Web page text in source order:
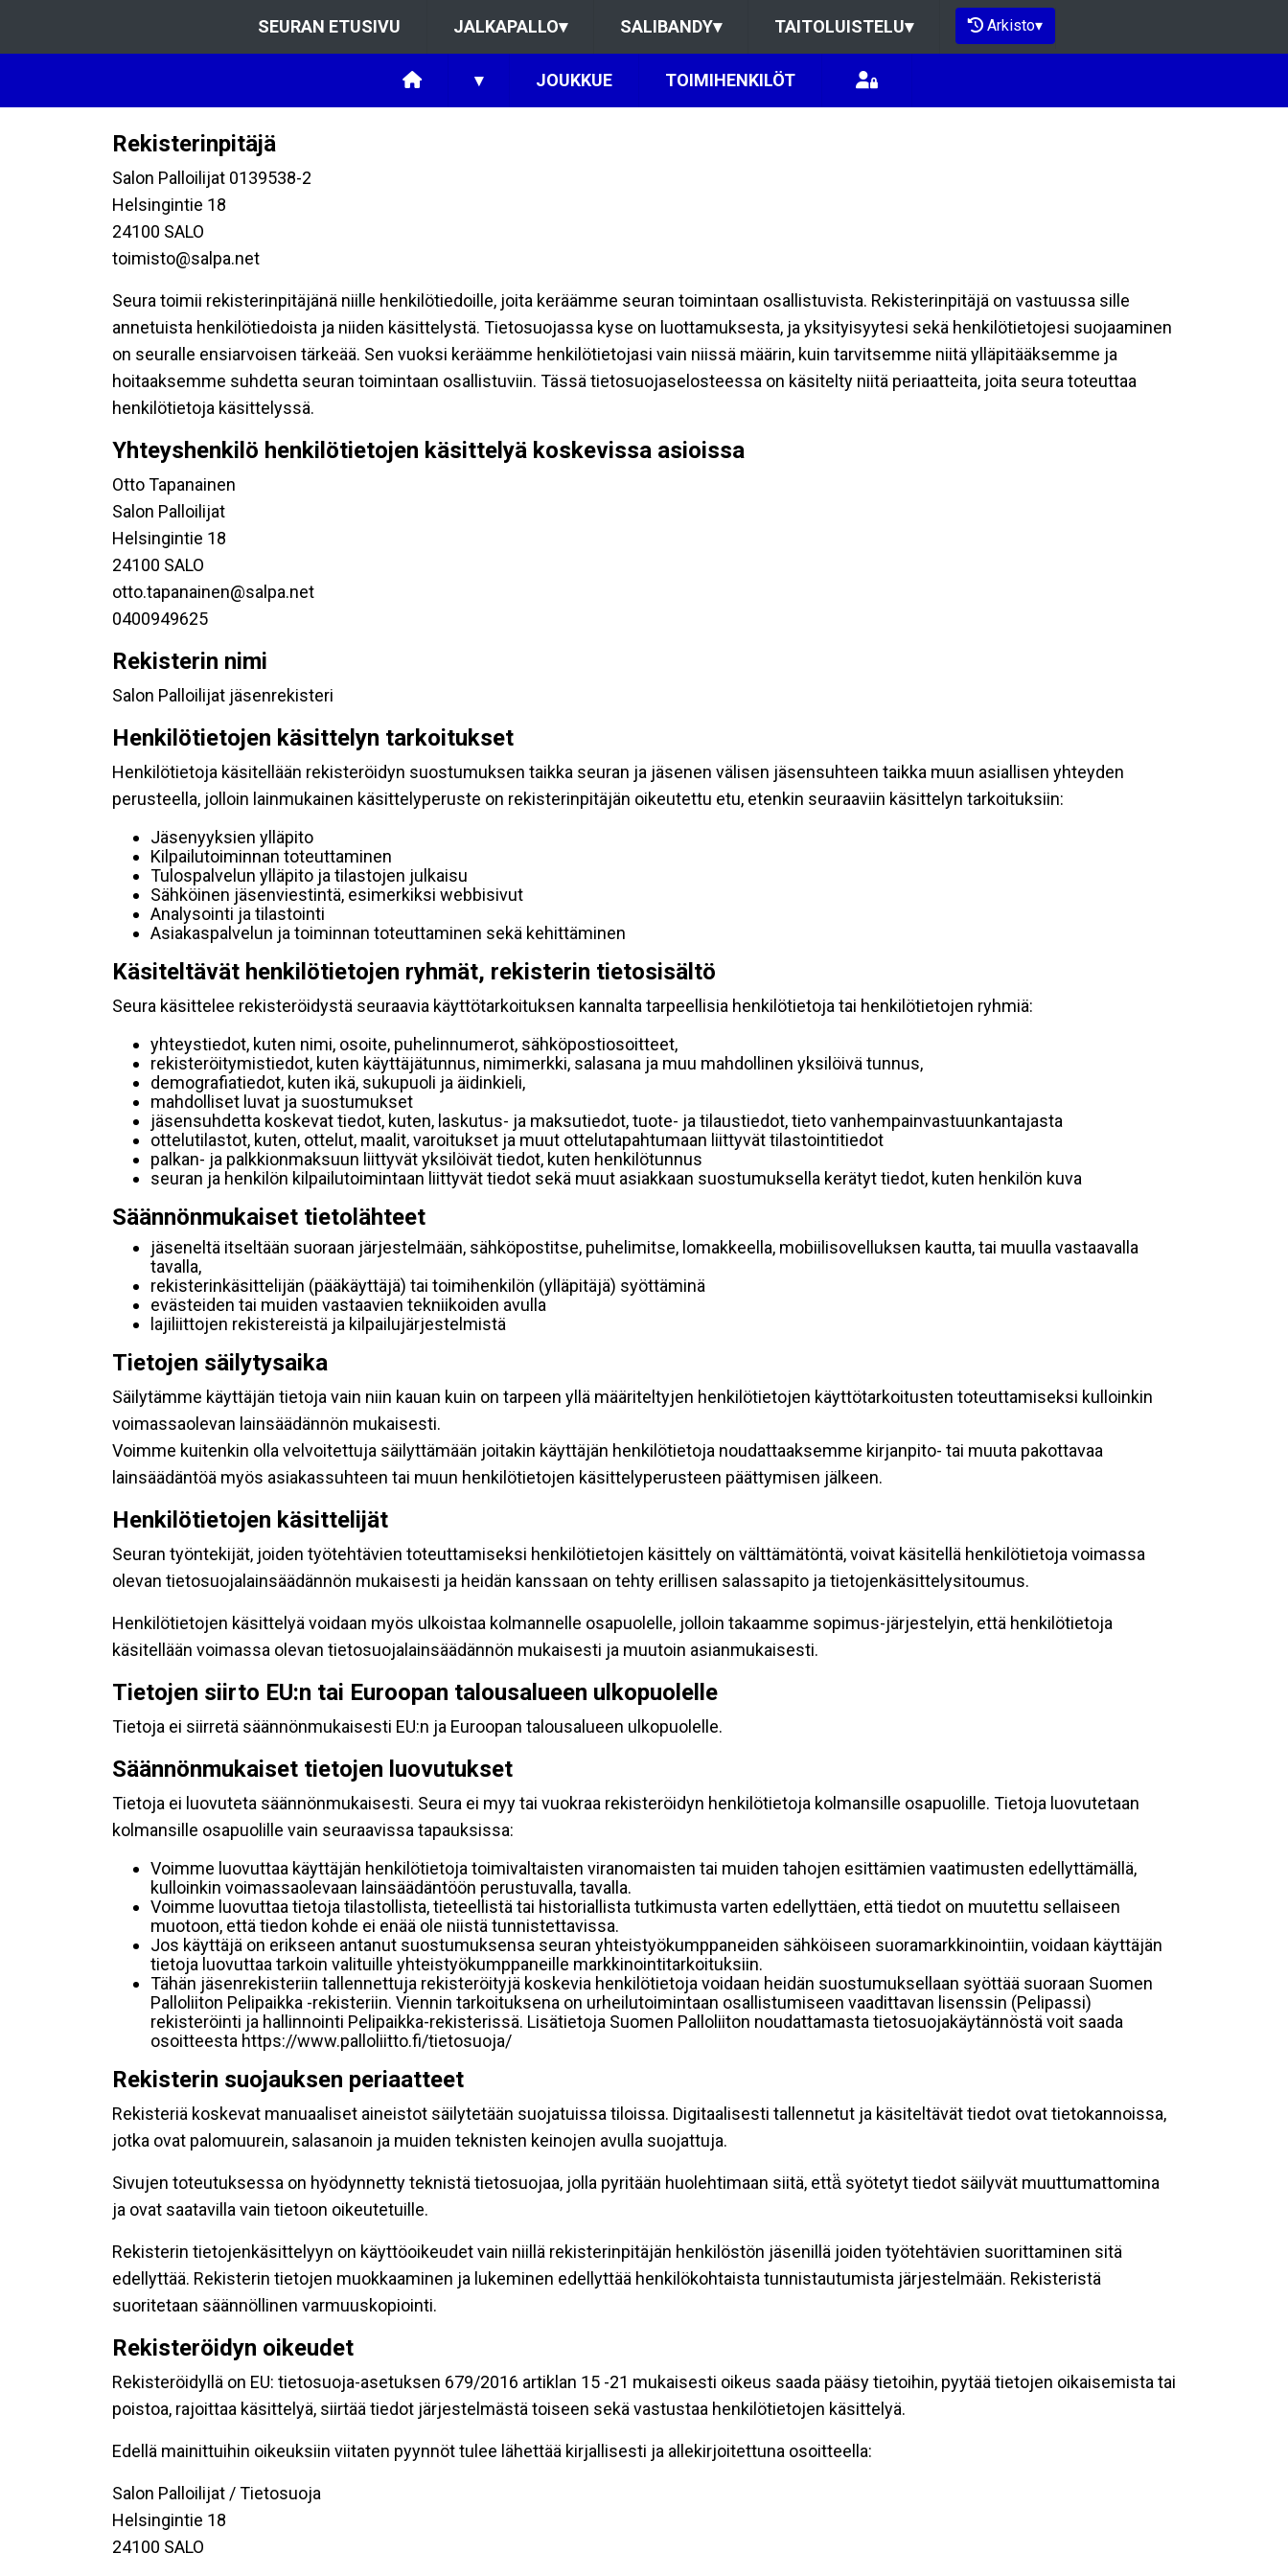
SEURAN ETUSIVU JALKAPALLO▾ SALIBANDY▾ TAITOLUISTELU▾ Arkisto▾
▾ JOUKKUE TOIMIHENKILÖT
Rekisterinpitäjä
Salon Palloilijat 0139538-2
Helsingintie 18
24100 SALO
toimisto@salpa.net
Seura toimii rekisterinpitäjänä niille henkilötiedoille, joita keräämme seuran toimintaan osallistuvista. Rekisterinpitäjä on vastuussa sille
annetuista henkilötiedoista ja niiden käsittelystä. Tietosuojassa kyse on luottamuksesta, ja yksityisyytesi sekä henkilötietojesi suojaaminen
on seuralle ensiarvoisen tärkeää. Sen vuoksi keräämme henkilötietojasi vain niissä määrin, kuin tarvitsemme niitä ylläpitääksemme ja
hoitaaksemme suhdetta seuran toimintaan osallistuviin. Tässä tietosuojaselosteessa on käsitelty niitä periaatteita, joita seura toteuttaa
henkilötietoja käsittelyssä.
Yhteyshenkilö henkilötietojen käsittelyä koskevissa asioissa
Otto Tapanainen
Salon Palloilijat
Helsingintie 18
24100 SALO
otto.tapanainen@salpa.net
0400949625
Rekisterin nimi
Salon Palloilijat jäsenrekisteri
Henkilötietojen käsittelyn tarkoitukset
Henkilötietoja käsitellään rekisteröidyn suostumuksen taikka seuran ja jäsenen välisen jäsensuhteen taikka muun asiallisen yhteyden
perusteella, jolloin lainmukainen käsittelyperuste on rekisterinpitäjän oikeutettu etu, etenkin seuraaviin käsittelyn tarkoituksiin:
Jäsenyyksien ylläpito
Kilpailutoiminnan toteuttaminen
Tulospalvelun ylläpito ja tilastojen julkaisu
Sähköinen jäsenviestintä, esimerkiksi webbisivut
Analysointi ja tilastointi
Asiakaspalvelun ja toiminnan toteuttaminen sekä kehittäminen
Käsiteltävät henkilötietojen ryhmät, rekisterin tietosisältö
Seura käsittelee rekisteröidystä seuraavia käyttötarkoituksen kannalta tarpeellisia henkilötietoja tai henkilötietojen ryhmiä:
yhteystiedot, kuten nimi, osoite, puhelinnumerot, sähköpostiosoitteet,
rekisteröitymistiedot, kuten käyttäjätunnus, nimimerkki, salasana ja muu mahdollinen yksilöivä tunnus,
demografiatiedot, kuten ikä, sukupuoli ja äidinkieli,
mahdolliset luvat ja suostumukset
jäsensuhdetta koskevat tiedot, kuten, laskutus- ja maksutiedot, tuote- ja tilaustiedot, tieto vanhempainvastuunkantajasta
ottelutilastot, kuten, ottelut, maalit, varoitukset ja muut ottelutapahtumaan liittyvät tilastointitiedot
palkan- ja palkkionmaksuun liittyvät yksilöivät tiedot, kuten henkilötunnus
seuran ja henkilön kilpailutoimintaan liittyvät tiedot sekä muut asiakkaan suostumuksella kerätyt tiedot, kuten henkilön kuva
Säännönmukaiset tietolähteet
jäseneltä itseltään suoraan järjestelmään, sähköpostitse, puhelimitse, lomakkeella, mobiilisovelluksen kautta, tai muulla vastaavalla
tavalla,
rekisterinkäsittelijän (pääkäyttäjä) tai toimihenkilön (ylläpitäjä) syöttäminä
evästeiden tai muiden vastaavien tekniikoiden avulla
lajiliittojen rekistereistä ja kilpailujärjestelmistä
Tietojen säilytysaika
Säilytämme käyttäjän tietoja vain niin kauan kuin on tarpeen yllä määriteltyjen henkilötietojen käyttötarkoitusten toteuttamiseksi kulloinkin
voimassaolevan lainsäädännön mukaisesti.
Voimme kuitenkin olla velvoitettuja säilyttämään joitakin käyttäjän henkilötietoja noudattaaksemme kirjanpito- tai muuta pakottavaa
lainsäädäntöä myös asiakassuhteen tai muun henkilötietojen käsittelyperusteen päättymisen jälkeen.
Henkilötietojen käsittelijät
Seuran työntekijät, joiden työtehtävien toteuttamiseksi henkilötietojen käsittely on välttämätöntä, voivat käsitellä henkilötietoja voimassa
olevan tietosuojalainsäädännön mukaisesti ja heidän kanssaan on tehty erillisen salassapito ja tietojenkäsittelysitoumus.
Henkilötietojen käsittelyä voidaan myös ulkoistaa kolmannelle osapuolelle, jolloin takaamme sopimus-järjestelyin, että henkilötietoja
käsitellään voimassa olevan tietosuojalainsäädännön mukaisesti ja muutoin asianmukaisesti.
Tietojen siirto EU:n tai Euroopan talousalueen ulkopuolelle
Tietoja ei siirretä säännönmukaisesti EU:n ja Euroopan talousalueen ulkopuolelle.
Säännönmukaiset tietojen luovutukset
Tietoja ei luovuteta säännönmukaisesti. Seura ei myy tai vuokraa rekisteröidyn henkilötietoja kolmansille osapuolille. Tietoja luovutetaan
kolmansille osapuolille vain seuraavissa tapauksissa:
Voimme luovuttaa käyttäjän henkilötietoja toimivaltaisten viranomaisten tai muiden tahojen esittämien vaatimusten edellyttämällä,
kulloinkin voimassaolevaan lainsäädäntöön perustuvalla, tavalla.
Voimme luovuttaa tietoja tilastollista, tieteellistä tai historiallista tutkimusta varten edellyttäen, että tiedot on muutettu sellaiseen
muotoon, että tiedon kohde ei enää ole niistä tunnistettavissa.
Jos käyttäjä on erikseen antanut suostumuksensa seuran yhteistyökumppaneiden sähköiseen suoramarkkinointiin, voidaan käyttäjän
tietoja luovuttaa tarkoin valituille yhteistyökumppaneille markkinointitarkoituksiin.
Tähän jäsenrekisteriin tallennettuja rekisteröityjä koskevia henkilötietoja voidaan heidän suostumuksellaan syöttää suoraan Suomen
Palloliiton Pelipaikka -rekisteriin. Viennin tarkoituksena on urheilutoimintaan osallistumiseen vaadittavan lisenssin (Pelipassi)
rekisteröinti ja hallinnointi Pelipaikka-rekisterissä. Lisätietoja Suomen Palloliiton noudattamasta tietosuojakäytännöstä voit saada
osoitteesta https://www.palloliitto.fi/tietosuoja/
Rekisterin suojauksen periaatteet
Rekisteriä koskevat manuaaliset aineistot säilytetään suojatuissa tiloissa. Digitaalisesti tallennetut ja käsiteltävät tiedot ovat tietokannoissa,
jotka ovat palomuurein, salasanoin ja muiden teknisten keinojen avulla suojattuja.
Sivujen toteutuksessa on hyödynnetty teknistä tietosuojaa, jolla pyritään huolehtimaan siitä, että̈ syötetyt tiedot säilyvät muuttumattomina
ja ovat saatavilla vain tietoon oikeutetuille.
Rekisterin tietojenkäsittelyyn on käyttöoikeudet vain niillä rekisterinpitäjän henkilöstön jäsenillä joiden työtehtävien suorittaminen sitä
edellyttää. Rekisterin tietojen muokkaaminen ja lukeminen edellyttää henkilökohtaista tunnistautumista järjestelmään. Rekisteristä
suoritetaan säännöllinen varmuuskopiointi.
Rekisteröidyn oikeudet
Rekisteröidyllä on EU: tietosuoja-asetuksen 679/2016 artiklan 15 -21 mukaisesti oikeus saada pääsy tietoihin, pyytää tietojen oikaisemista tai
poistoa, rajoittaa käsittelyä, siirtää tiedot järjestelmästä toiseen sekä vastustaa henkilötietojen käsittelyä.
Edellä mainittuihin oikeuksiin viitaten pyynnöt tulee lähettää kirjallisesti ja allekirjoitettuna osoitteella:
Salon Palloilijat / Tietosuoja
Helsingintie 18
24100 SALO